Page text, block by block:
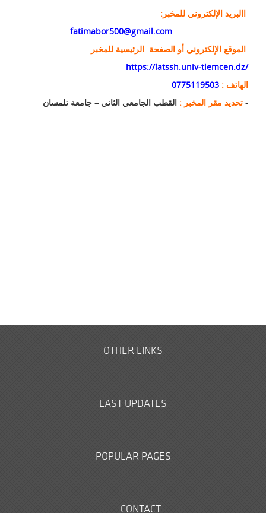
fatimabor500@gmail.com
https://latssh.univ-tlemcen.dz/
الهاتف :
تحديد مقر المخبر : القطب الجامعي الثاني – جامعة تلمسان -
OTHER LINKS
LAST UPDATES
POPULAR PAGES
CONTACT